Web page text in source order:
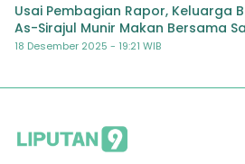
Usai Pembagian Rapor, Keluarga
As-Sirajul Munir Makan Bersama
Semester
18 Desember 2025 - 19:21 WIB